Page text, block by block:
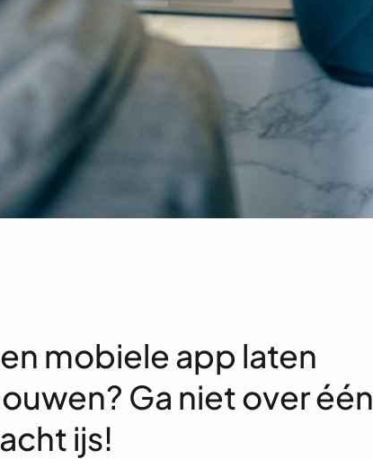
mobiele app laten
Ga niet over één
ijs!